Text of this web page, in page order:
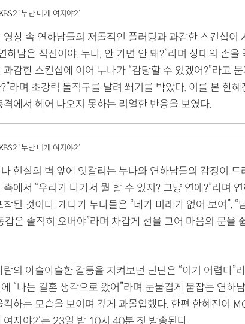
‘누난 내게 여자야2’
영상 속 연하남들의 저돌적인 플러팅과 과감한 스킨십이
하남은 직진이야. 누나, 안 가면 안 돼?”라며 상대의 손
과감한 스킨십에 이어 누나가 “감당할 수 있겠어?”라고
라며 초강력 돌직구를 날려 쐐기를 박았다. 이를 본 한
격에서 헤어 나오지 못하는 리얼한 반응을 보였다.
‘누난 내게 여자야2’
현실의 벽 앞에 엇갈리는 누나와 연하남들의 감정이
측에서 “우리가 나가서 뭘 할 수 있지? 그냥 연애?”라며
착된 것이다. 게다가 누나들은 “네가 미래가 없어 보여”, “
갑은 솔직히 오버야”라며 차갑게 선을 그어 마음의 문을
람의 아슬아슬한 갈등을 지켜보던 딘딘은 “이거 어렵다”
“나는 결혼 생각으로 왔어”라며 눈물겹게 붙잡는 연하
컥하는 모습을 보이며 깊게 과몰입했다. 한편 한혜진이
여자야2’는 23일 밤 10시 40분 첫 방송된다.